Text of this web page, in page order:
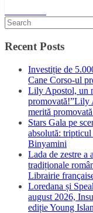
Recent Posts
Investiție de
Cane Corso-ul
Lily Apostol, un
promovată!”Lily
merită
Stars Gala pe
absolută:
Binyamini
Lada de zestre a
tradiționale
Librairie
Loredana și
august 2026,
ediție Young